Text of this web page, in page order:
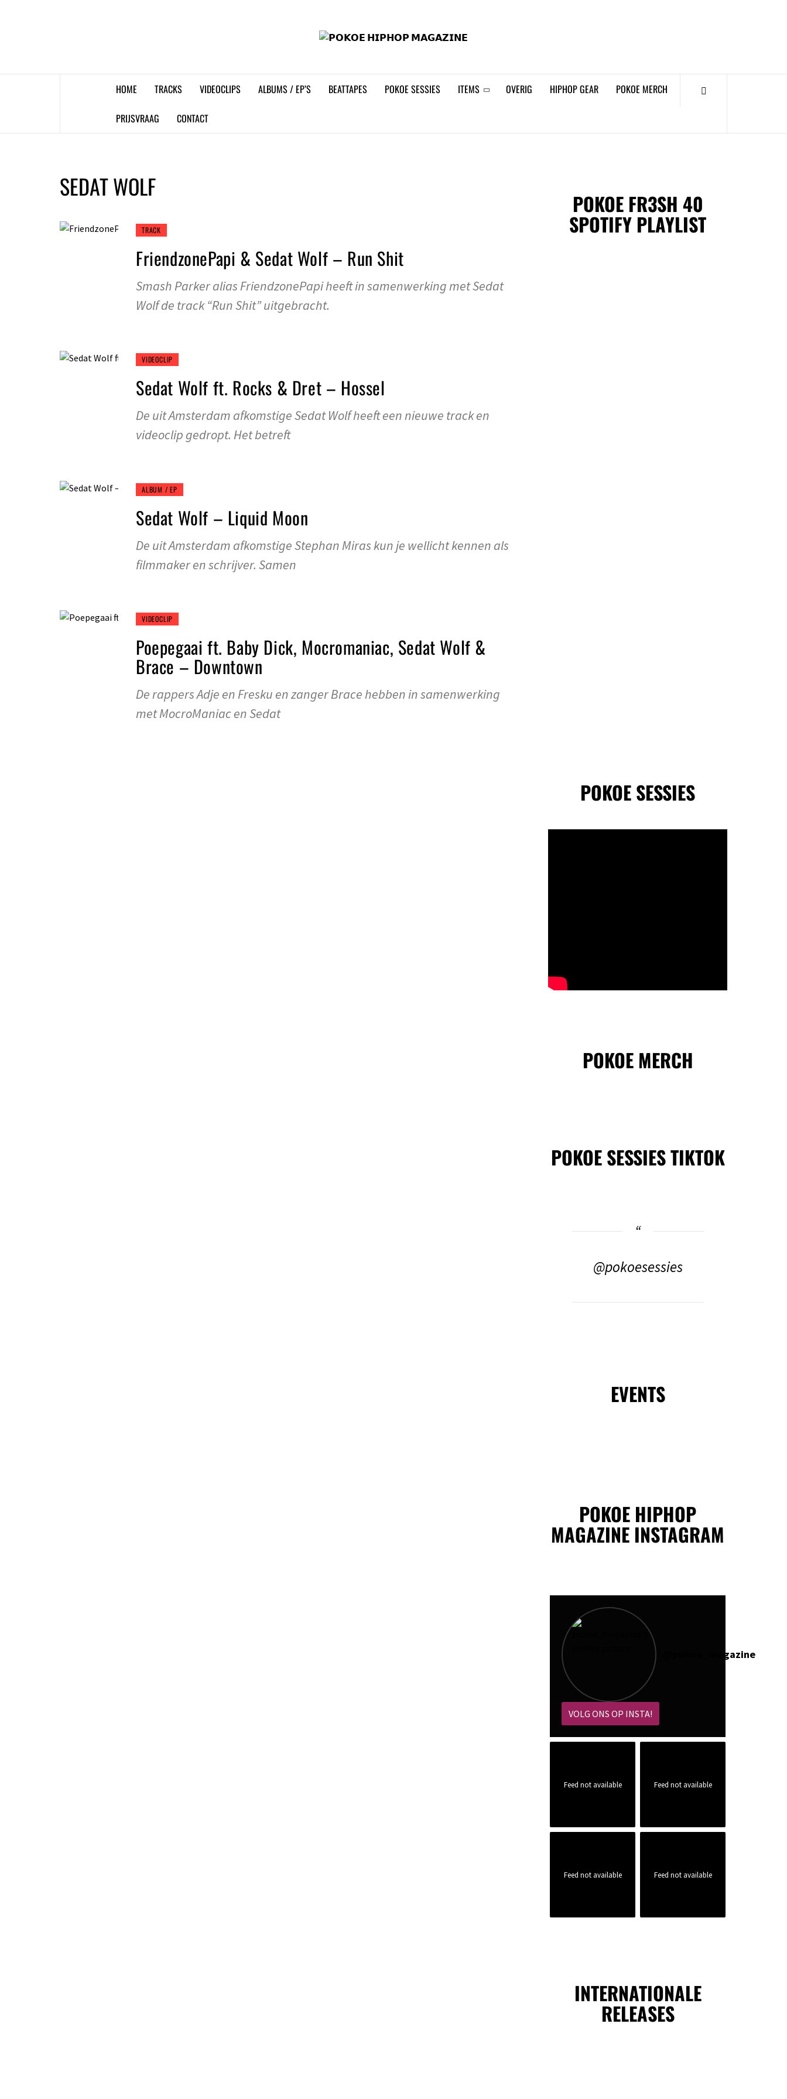
𝗠𝗔𝗚𝗔𝗭𝗜𝗡𝗘
HOME TRACKS VIDEOCLIPS ALBUMS / EP’S BEATTAPES POKOE SESSIES ITEMS OVERIG HIPHOP GEAR POKOE MERCH
PRIJSVRAAG CONTACT
SEDAT WOLF
TRACK
FriendzonePapi & Sedat Wolf – Run Shit
Smash Parker alias FriendzonePapi heeft in samenwerking met Sedat
Wolf de track “Run Shit” uitgebracht.
VIDEOCLIP
Sedat Wolf ft. Rocks & Dret – Hossel
De uit Amsterdam afkomstige Sedat Wolf heeft een nieuwe track en
videoclip gedropt. Het betreft
ALBUM / EP
Sedat Wolf – Liquid Moon
De uit Amsterdam afkomstige Stephan Miras kun je wellicht kennen als
filmmaker en schrijver. Samen
VIDEOCLIP
Poepegaai ft. Baby Dick, Mocromaniac, Sedat Wolf &
Brace – Downtown
De rappers Adje en Fresku en zanger Brace hebben in samenwerking
met MocroManiac en Sedat
POKOE FR3SH 40
SPOTIFY PLAYLIST
POKOE SESSIES
POKOE MERCH
POKOE SESSIES TIKTOK
@pokoesessies
EVENTS
POKOE HIPHOP
MAGAZINE INSTAGRAM
pokoe_magazine
VOLG ONS OP INSTA!
Feed not available Feed not available
Feed not available Feed not available
INTERNATIONALE
RELEASES